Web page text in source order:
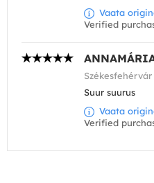
Vaata
Verified
Suur suurus
Vaata
Verified